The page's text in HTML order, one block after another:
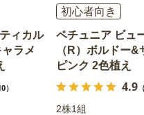
ィカル
ラメ
）
初心者向き
ペチュニア ビュ
（R）ボルドー&
ピンク 2色植え
4.9
2株1組